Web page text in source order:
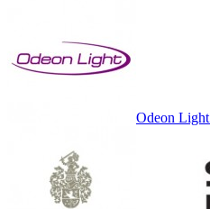
Odeon Light